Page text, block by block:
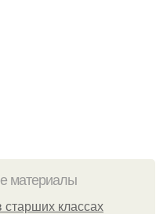
материалы
старших классах